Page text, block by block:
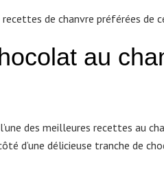
de chanvre préférées de
au
l’une des meilleures recettes au
d’une délicieuse tranche de